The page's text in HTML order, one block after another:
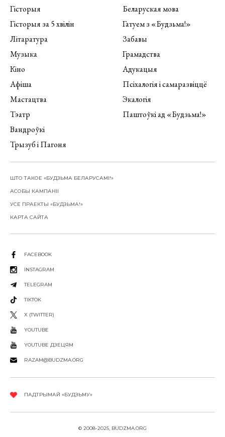
Гісторыя
Гісторыя за 5 хвілін
Літаратура
Музыка
Кіно
Афіша
Мастацтва
Тэатр
Вандроўкі
Трызуб і Пагоня
Беларуская мова
Гатуем з «Будзьма!»
Забавы
Грамадства
Адукацыя
Псіхалогія і самаразвіццё
Экалогія
Паштоўкі ад «Будзьма!»
ШТО ТАКОЕ «БУДЗЬМА БЕЛАРУСАМІ!»
АСОБЫ КАМПАНІІ
УСЕ ПРАЕКТЫ «БУДЗЬМА!»
КАРТА САЙТА
FACEBOOK
INSTAGRAM
TELEGRAM
TIKTOK
X (TWITTER)
YOUTUBE
YOUTUBE ДЗЕЦЯМ
RAZAM@BUDZMA.ORG
ПАДТРЫМАЙ «БУДЗЬМУ»
© 2008-2025, BUDZMA.ORG